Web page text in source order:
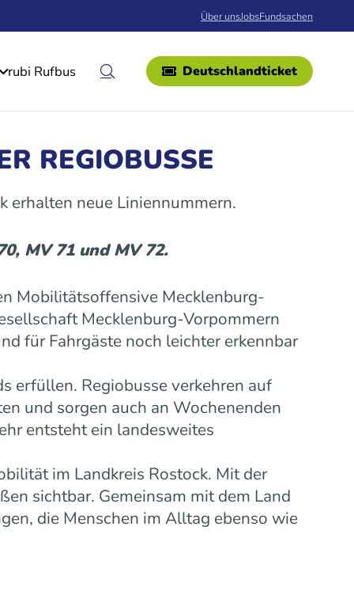
Über unsJobsFundsachen
rubi Rufbus Deutschlandticket
REGIOBUSSE
erhalten neue Liniennummern.
MV 71 und MV 72.
Mobilitätsoffensive Mecklenburg-
Mecklenburg-Vorpommern
für Fahrgäste noch leichter erkennbar
erfüllen. Regiobusse verkehren auf
und sorgen auch an Wochenenden
entsteht ein landesweites
im Landkreis Rostock. Mit der
sichtbar. Gemeinsam mit dem Land
die Menschen im Alltag ebenso wie